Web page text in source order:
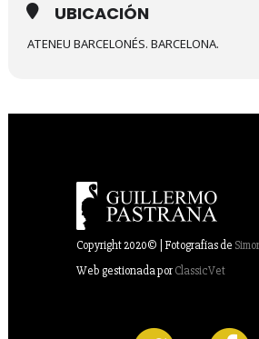
UBICACIÓN
ATENEU BARCELONÉS. BARCELONA.
Copyright 2020© | Fotografías de
Web gestionada porClassicVet